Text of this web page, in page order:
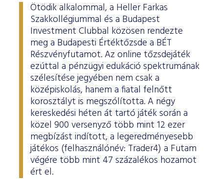
Ötödik alkalommal, a Heller Farkas
Szakkollégiummal és a Budapest
Investment Clubbal közösen rendezte
meg a Budapesti Értéktőzsde a BÉT
Részvényfutamot. Az online tőzsdejáték
ezúttal a pénzügyi edukáció spektrumának
szélesítése jegyében nem csak a
középiskolás, hanem a fiatal felnőtt
korosztályt is megszólította. A négy
kereskedési héten át tartó játék során a
közel 900 versenyző több mint 12 ezer
megbízást indított, a legeredményesebb
játékos (felhasználónév: Trader4) a Futam
végére több mint 47 százalékos hozamot
ért el.